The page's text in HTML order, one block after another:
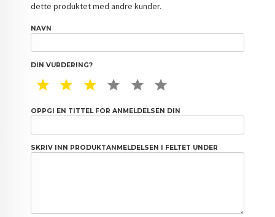
dette produktet med andre kunder.
NAVN
DIN VURDERING?
1 STAR2 STAR3 STAR4 STAR5 STAR
OPPGI EN TITTEL FOR ANMELDELSEN DIN
SKRIV INN PRODUKTANMELDELSEN I FELTET UNDER